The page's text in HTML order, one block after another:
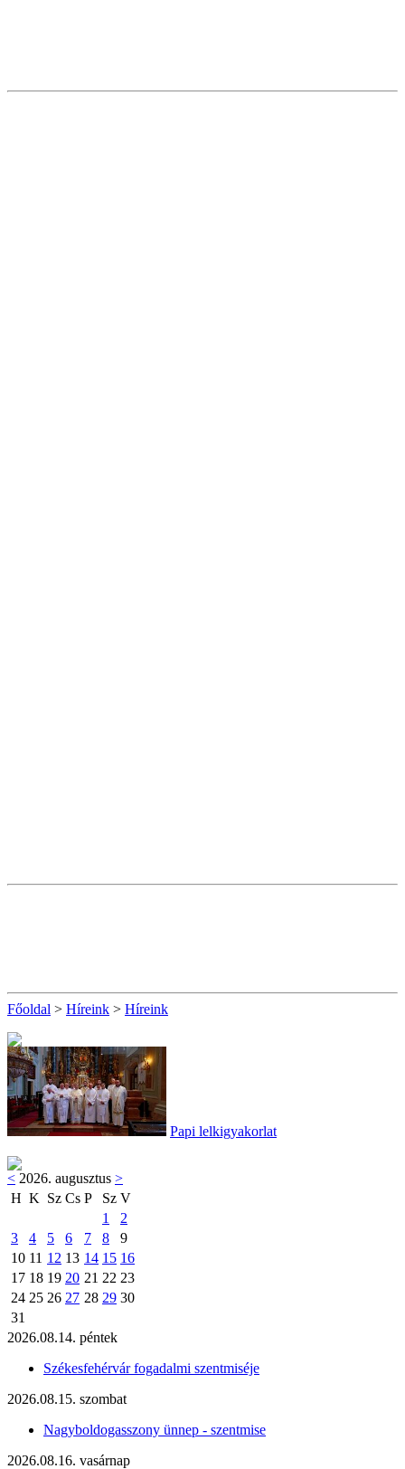
Főoldal > Híreink > Híreink
Papi lelkigyakorlat
< 2026. augusztus >
H K Sz Cs P Sz V
1
2
3
4 5 6 7 8
9
10 11 12 13 14 15 16
17 18 19 20 21 22 23
24 25 26 27 28 29 30
31
2026.08.14. péntek
Székesfehérvár fogadalmi szentmiséje
2026.08.15. szombat
Nagyboldogasszony ünnep - szentmise
2026.08.16. vasárnap